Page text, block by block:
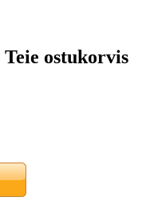
Teie ostukorvis